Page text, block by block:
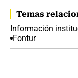
Temas
Información
Fontur